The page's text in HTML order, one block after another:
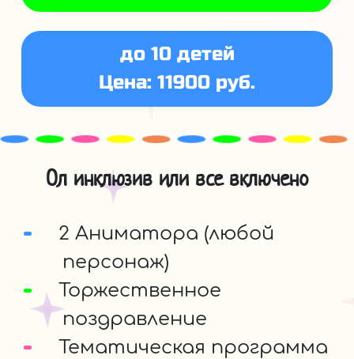
до 10 детей
Цена: 11900 руб.
Ол инклюзив или все включено
2 Аниматора (любой
персонаж)
Торжественное
поздравление
Тематическая программа